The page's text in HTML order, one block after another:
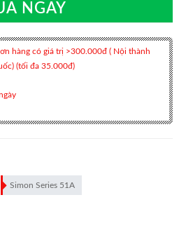
NGAY
hàng có giá trị >300.000đ ( Nội thành
(tối đa 35.000đ)
Simon Series 51A